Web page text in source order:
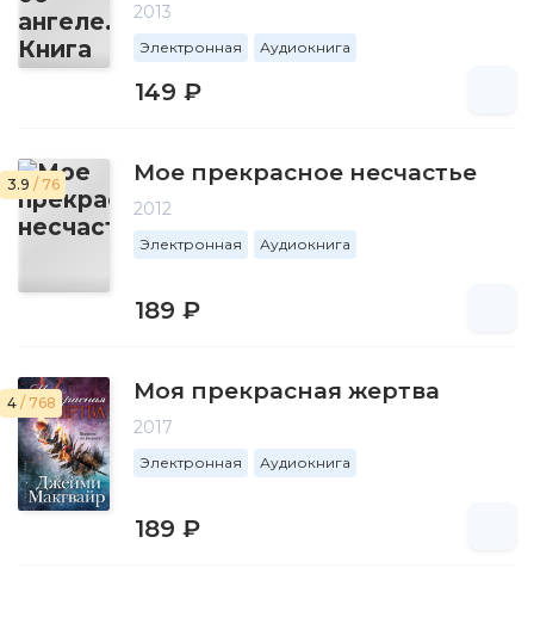
2013
Электронная Аудиокнига
149 ₽
3.9 / 76 Мое прекрасное несчастье
2012
Электронная Аудиокнига
189 ₽
4 / 768 Моя прекрасная жертва
2017
Электронная Аудиокнига
189 ₽